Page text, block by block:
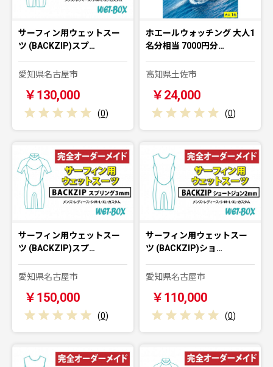
サーフィン用ウェットスー
ツ (BACKZIP)スプ…
愛知県名古屋市
￥130,000
(0)
ホエールウォッチング 大人1
名分相当 7000円分…
高知県土佐市
￥24,000
(0)
サーフィン用ウェットスー
ツ (BACKZIP)スプ…
愛知県名古屋市
￥150,000
(0)
サーフィン用ウェットスー
ツ (BACKZIP)ショ…
愛知県名古屋市
￥110,000
(0)